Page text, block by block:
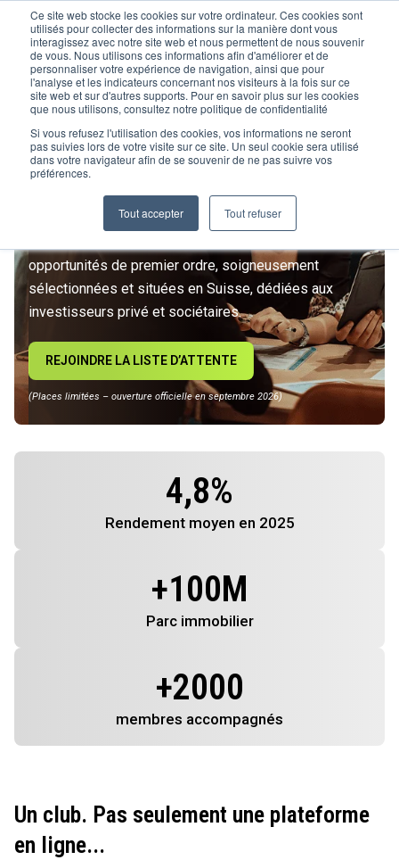
Ce site web stocke les cookies sur votre ordinateur. Ces cookies sont
utilisés pour collecter des informations sur la manière dont vous
interagissez avec notre site web et nous permettent de nous souvenir
de vous. Nous utilisons ces informations afin d'améliorer et de
personnaliser votre expérience de navigation, ainsi que pour
l'analyse et les indicateurs concernant nos visiteurs à la fois sur ce
site web et sur d'autres supports. Pour en savoir plus sur les cookies
que nous utilisons, consultez notre politique de confidentialité
Si vous refusez l'utilisation des cookies, vos informations ne seront
pas suivies lors de votre visite sur ce site. Un seul cookie sera utilisé
dans votre navigateur afin de se souvenir de ne pas suivre vos
préférences.
Tout accepter Tout refuser
L’IMMOBILIER
D’INVESTISSEMENT ENTRE
DANS UNE NOUVELLE ÈRE
Rejoignez le premier club privé d'investissement
opportunités de premier ordre, soigneusement
sélectionnées et situées en Suisse, dédiées aux
investisseurs privé et sociétaires.
REJOINDRE LA LISTE D’ATTENTE
(Places limitées – ouverture officielle en septembre 2026)
4,8%
Rendement moyen en 2025
+100M
Parc immobilier
+2000
membres accompagnés
Un club. Pas seulement une plateforme
en ligne...